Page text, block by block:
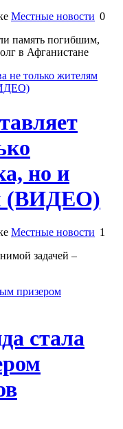
Местные новости 0
память погибшим,
в Афганистане
но и
(ВИДЕО)
Местные новости 1
задачей –
стала